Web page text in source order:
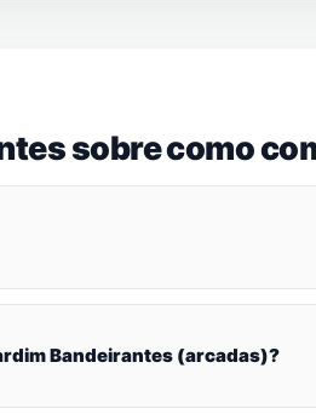
sobre como
Bandeirantes (arcadas)?